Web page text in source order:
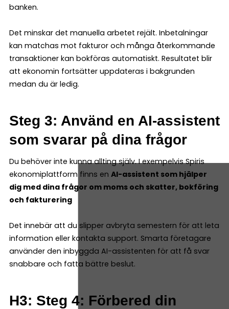
banken.
Det minskar det manuella arbetet rejält. Inbetalningar
kan matchas mot fakturor och många återkommande
transaktioner kan bokföras automatiskt. Resultatet blir
att ekonomin fortsätter uppdateras i bakgrunden
medan du är ledig.
Steg 3: Använd en AI-assistent
som svarar på dina frågor
Du behöver inte kunna allting själv. I exempelvis Spiris
ekonomiplattform finns en AI-assistent som hjälper
dig med dina frågor om moms och skatter, bokföring
och fakturering
Det innebär att du slipper avbryta semestern för att leta
information eller kontakta support. Smarta företagare
använder den inbyggda AI-assistenten för att få svar
snabbare och fatta bättre beslut.
H3: Steg 4: Förbered din